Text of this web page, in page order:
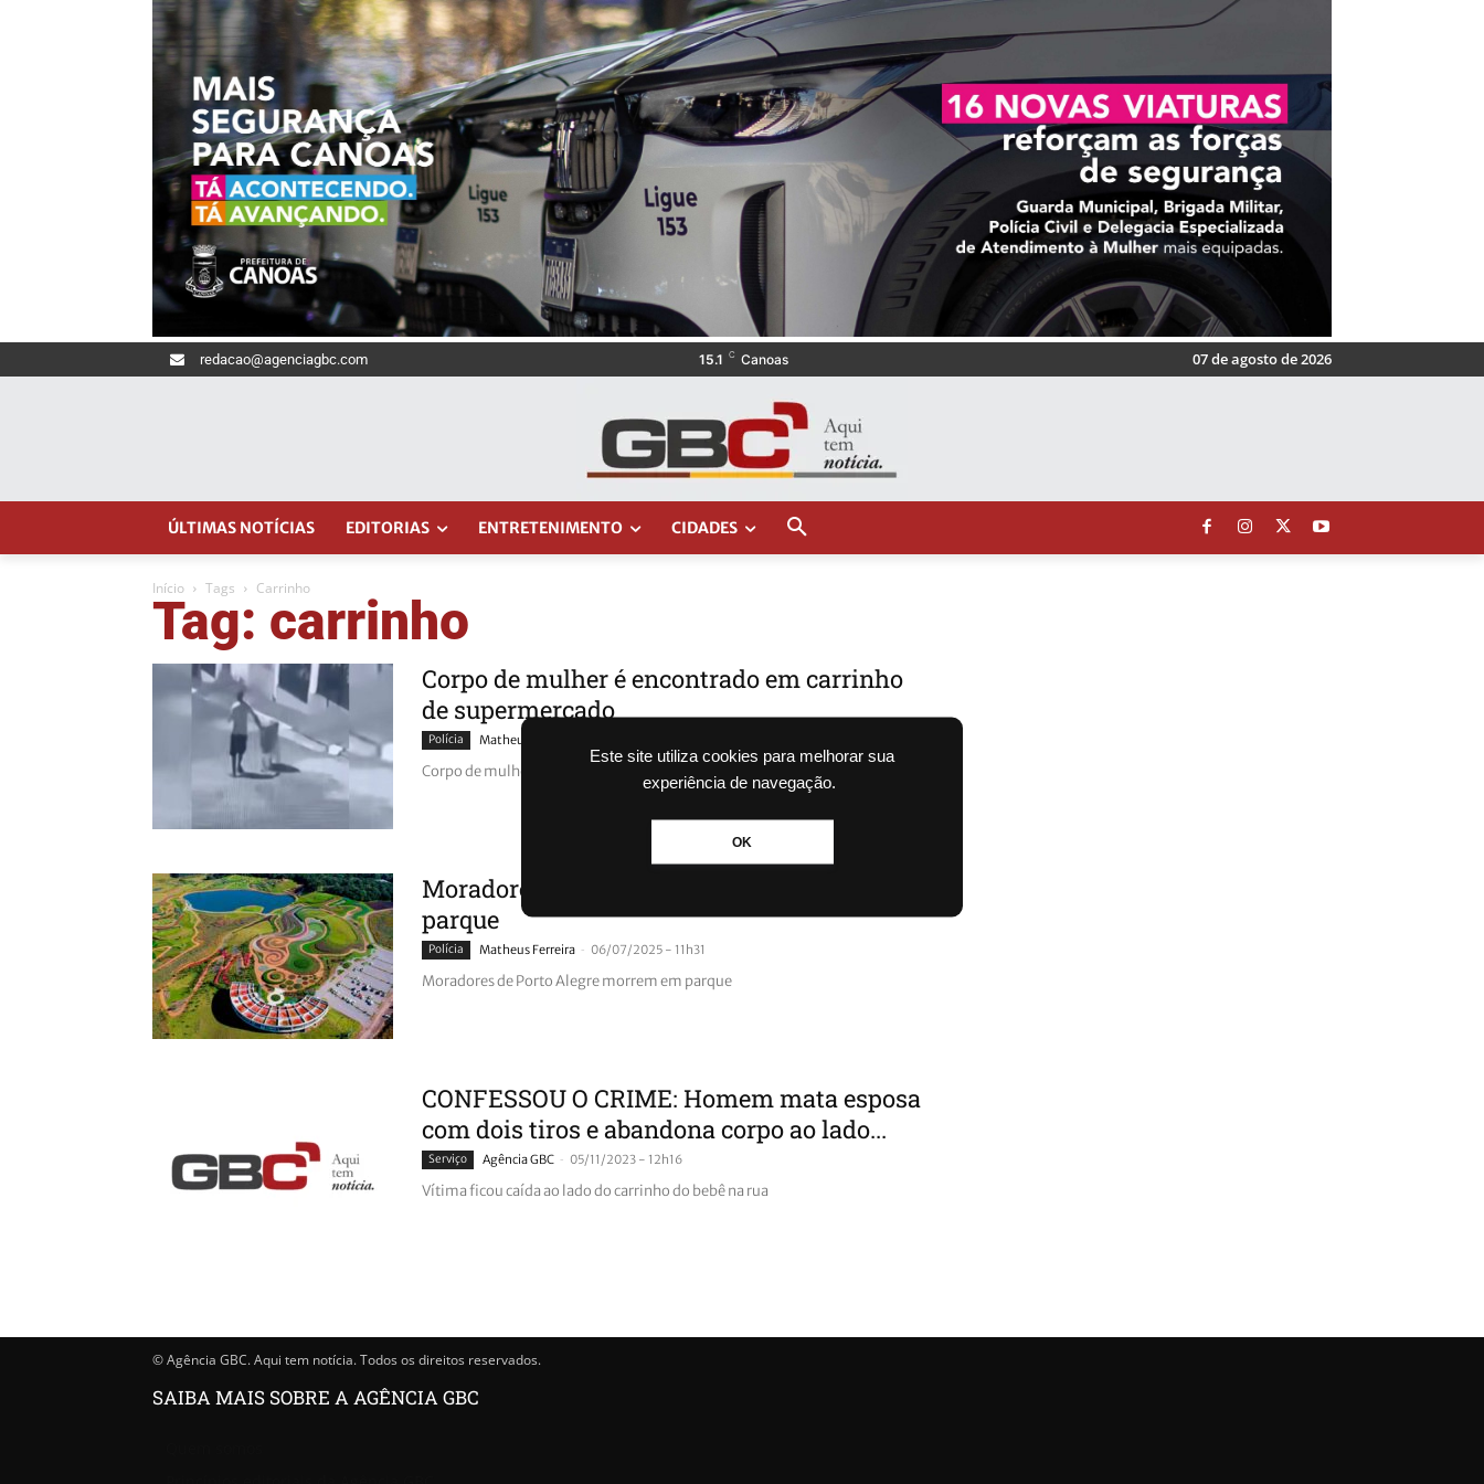
Este site utiliza cookies para melhorar sua
experiência de navegação.
OK
redacao@agenciagbc.com 15.1 C Canoas 07 de agosto de 2026
ÚLTIMAS NOTÍCIAS EDITORIAS ENTRETENIMENTO CIDADES
Início Tags Carrinho
Tag: carrinho
Corpo de mulher é encontrado em carrinho
de supermercado
Polícia Matheus Ferreira
Corpo de mulher é encontrado em carrinho de supermercado
Moradores de Porto Alegre morrem em
parque
Polícia Matheus Ferreira - 06/07/2025 - 11h31
Moradores de Porto Alegre morrem em parque
CONFESSOU O CRIME: Homem mata esposa
com dois tiros e abandona corpo ao lado...
Serviço Agência GBC - 05/11/2023 - 12h16
Vítima ficou caída ao lado do carrinho do bebê na rua
© Agência GBC. Aqui tem notícia. Todos os direitos reservados.
SAIBA MAIS SOBRE A AGÊNCIA GBC